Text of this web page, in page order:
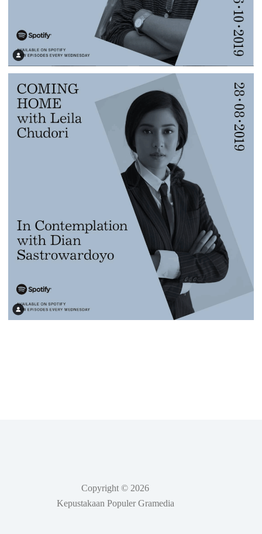
Copyright © 2026
Kepustakaan Populer Gramedia